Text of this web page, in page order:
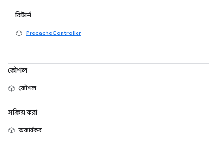
রিটার্ন
PrecacheController
কৌশল
কৌশল
সক্রিয় করা
অকার্যকর